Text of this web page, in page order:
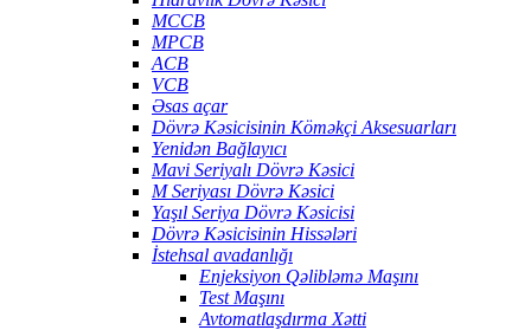
MCCB
MPCB
ACB
VCB
Əsas açar
Dövrə Kəsicisinin Köməkçi Aksesuarları
Yenidən Bağlayıcı
Mavi Seriyalı Dövrə Kəsici
M Seriyası Dövrə Kəsici
Yaşıl Seriya Dövrə Kəsicisi
Dövrə Kəsicisinin Hissələri
İstehsal avadanlığı
Enjeksiyon Qəlibləmə Maşını
Test Maşını
Avtomatlaşdırma Xətti